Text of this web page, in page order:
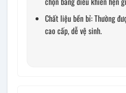
Chất liệu bền bỉ: Thường
cao cấp, dễ vệ sinh.